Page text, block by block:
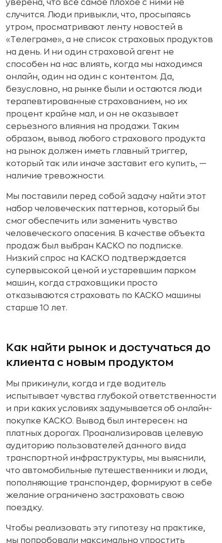
уверена, что все самое плохое с ними не
случится. Люди привыкли, что, просыпаясь
утром, просматривают ленту новостей в
«Телеграме», а не список страховых продуктов
на день. И ни один страховой агент не
способен на нас влиять, когда мы находимся
онлайн, один на один с контентом. Да,
безусловно, на рынке были и остаются люди
терапевтированные страхованием, но их
процент крайне мал, и он не оказывает
серьезного влияния на продажи. Таким
образом, вывод любого страхового продукта
на рынок должен иметь главный триггер,
который так или иначе заставит его купить, —
наличие тревожности.
Мы поставили перед собой задачу найти этот
набор человеческих паттернов, который бы
смог обеспечить или заменить чувство
человеческого опасения. В качестве объекта
продаж был выбран КАСКО по подписке.
Низкий спрос на КАСКО подтверждается
супервысокой ценой и устаревшим парком
машин, когда страховщики просто
отказываются страховать по КАСКО машины
старше 10 лет.
Как найти рынок и достучаться до
клиента с новым продуктом
Мы прикинули, когда и где водитель
испытывает чувства глубокой ответственности
и при каких условиях задумывается об онлайн-
покупке КАСКО. Вывод был интересен: на
платных дорогах. Проанализировав целевую
аудиторию пользователей данного вида
транспортной инфраструктуры, мы выяснили,
что автомобильные путешественники и люди,
пополняющие транспондер, формируют в себе
желание ограничено застраховать свою
поездку.
Чтобы реализовать эту гипотезу на практике,
мы попробовали максимально упростить